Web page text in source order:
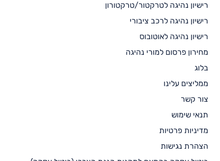
רישיון נהיגה לטרקטור/טרקטורון
רישיון נהיגה לרכב ציבורי
רישיון נהיגה לאוטובוס
מחירון פרסום למורי נהיגה
בלוג
ממליצים עלינו
צור קשר
תנאי שימוש
מדיניות פרטיות
הצהרת נגישות